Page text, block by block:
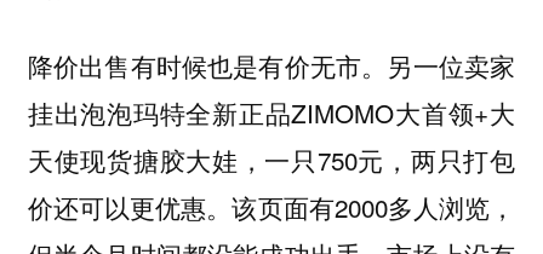
降价出售有时候也是有价无市。另一位卖家
挂出泡泡玛特全新正品ZIMOMO大首领+大
天使现货搪胶大娃，一只750元，两只打包
价还可以更优惠。该页面有2000多人浏览，